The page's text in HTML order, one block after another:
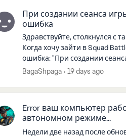
При создании сеанса
ошибка
Здравствуйте, столкнулся с
Когда хочу зайти в Squad
ошибка: "При создании
произошла ошибка.
BagaShpaga 19 days ago
Error ваш компьютер
автономном режиме...
Недели две назад после